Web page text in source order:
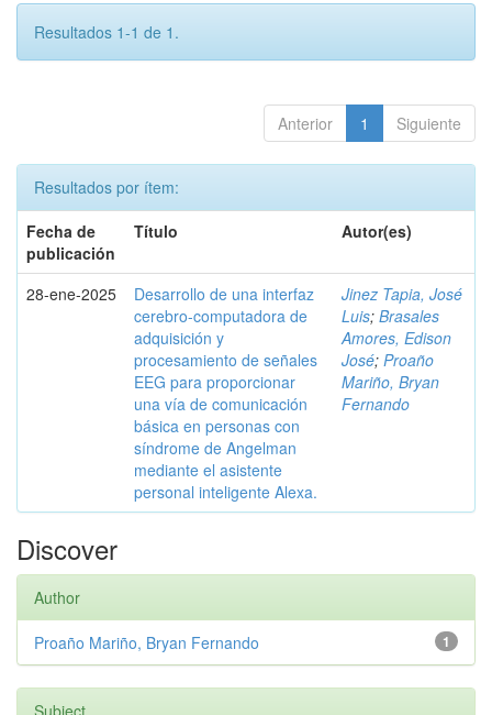
Resultados 1-1 de 1.
Anterior 1 Siguiente
Resultados por ítem:
Fecha de
publicación
Título Autor(es)
28-ene-2025
Desarrollo de una interfaz
cerebro-computadora de
adquisición y
procesamiento de señales
EEG para proporcionar
una vía de comunicación
básica en personas con
síndrome de Angelman
mediante el asistente
personal inteligente Alexa.
Jinez Tapia, José
Luis; Brasales
Amores, Edison
José; Proaño
Mariño, Bryan
Fernando
Discover
Author
1
Proaño Mariño, Bryan Fernando
Subject